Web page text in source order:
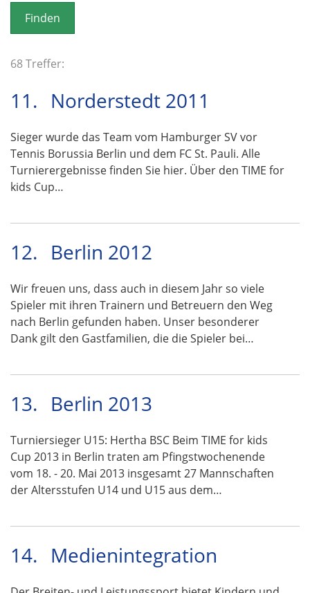
o
n
68 Treffer:
11. Norderstedt 2011
Sieger wurde das Team vom Hamburger SV vor
Tennis Borussia Berlin und dem FC St. Pauli. Alle
Turnierergebnisse finden Sie hier. Über den TIME for
kids Cup…
12. Berlin 2012
Wir freuen uns, dass auch in diesem Jahr so viele
Spieler mit ihren Trainern und Betreuern den Weg
nach Berlin gefunden haben. Unser besonderer
Dank gilt den Gastfamilien, die die Spieler bei…
13. Berlin 2013
Turniersieger U15: Hertha BSC Beim TIME for kids
Cup 2013 in Berlin traten am Pfingstwochenende
vom 18. - 20. Mai 2013 insgesamt 27 Mannschaften
der Altersstufen U14 und U15 aus dem…
14. Medienintegration